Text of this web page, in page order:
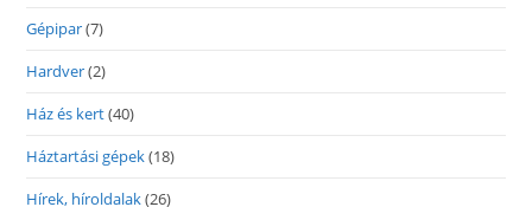
Gépipar(7)
Hardver(2)
Ház és kert(40)
Háztartási gépek(18)
Hírek, híroldalak(26)